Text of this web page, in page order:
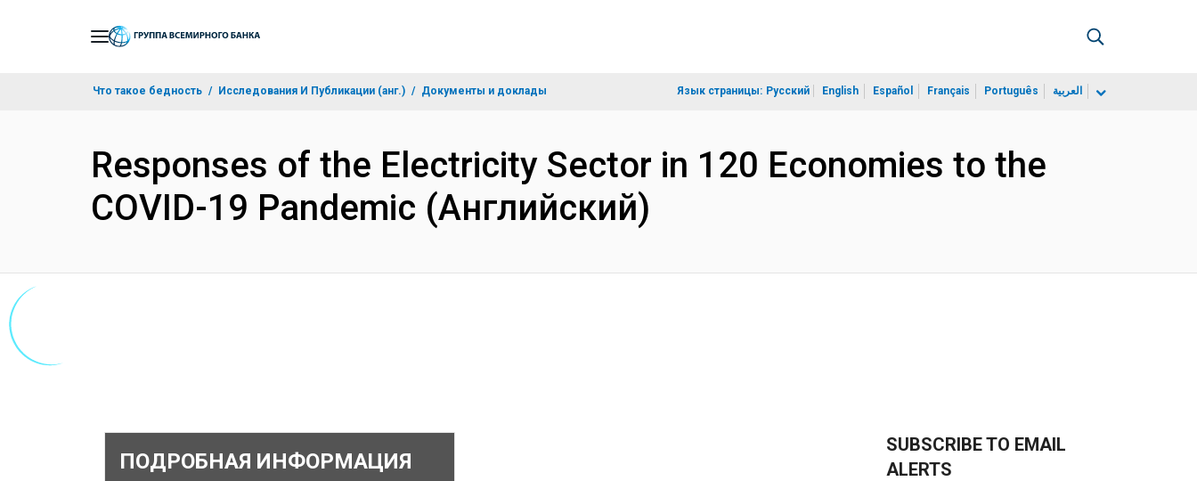
Что такое бедность Исследования И Публикации (анг.) Документы и доклады Язык страницы: Русский English Español Français Português العربية
Responses of the Electricity Sector in 120 Economies to the
COVID-19 Pandemic (Английский)
ПОДРОБНАЯ ИНФОРМАЦИЯ
SUBSCRIBE TO EMAIL
ALERTS